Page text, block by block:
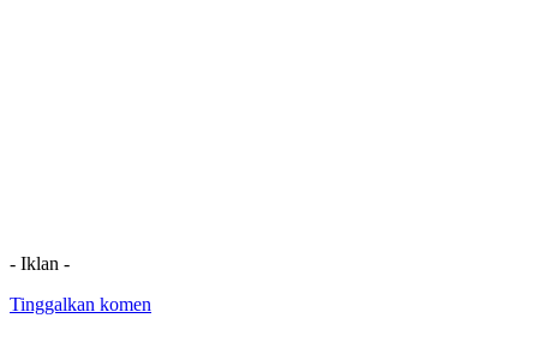
- Iklan -
Tinggalkan komen